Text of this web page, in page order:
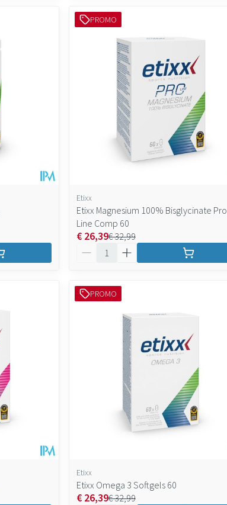
PROMO
Etixx
Etixx Magnesium 100% Bisglycinate Pro
Line Comp 60
€ 32,99
€ 26,39
PROMO
Etixx
Etixx Omega 3 Softgels 60
€ 32,99
€ 26,39